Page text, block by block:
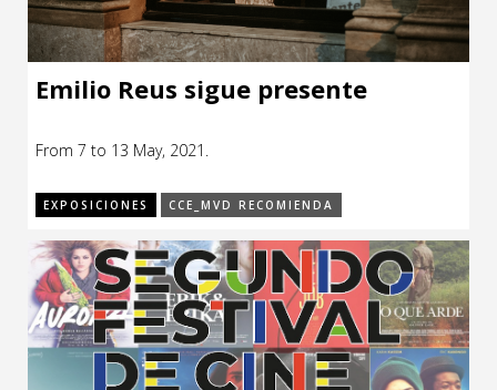
Emilio Reus sigue presente
From 7 to 13 May, 2021.
EXPOSICIONES CCE_MVD RECOMIENDA